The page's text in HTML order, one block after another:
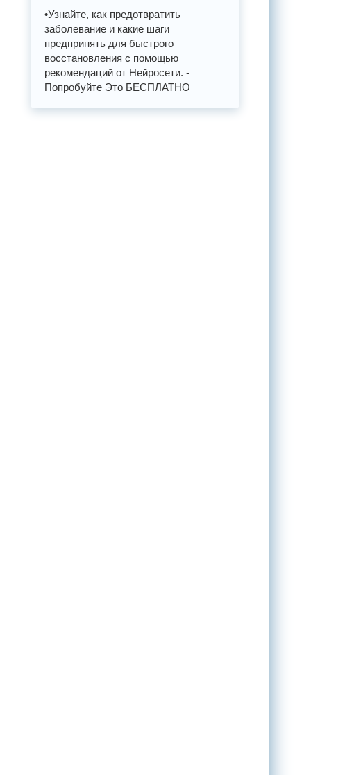
•Узнайте, как предотвратить
заболевание и какие шаги
предпринять для быстрого
восстановления с помощью
рекомендаций от Нейросети. -
Попробуйте Это БЕСПЛАТНО